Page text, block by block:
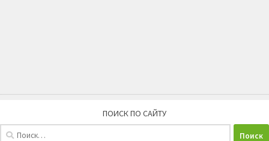
ПОИСК ПО САЙТУ